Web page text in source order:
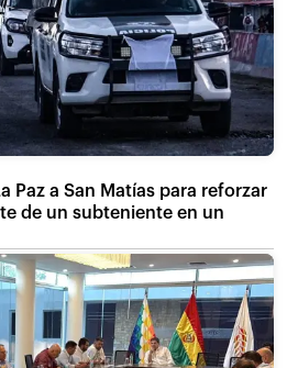
Paz a San Matías para reforzar
de un subteniente en un